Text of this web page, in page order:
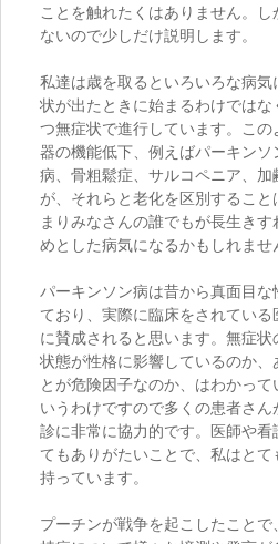
ことを触れたくはありません。し
ないので少しだけ説明します。
私達は歳を取るといろいろな病
状が出たときに始まるわけでは
つ無症状で進行しています。こ
器の機能低下、例えばパーキンソ
病、骨粗鬆症、サルコペニア、加
が、それらと老化を区別するこ
まりみなさんの誰でもが長生き
めとした病気になるかもしれませ
パーキンソン病は昔から真面目
ており、実際に臨床をされてい
に賛成されると思います。無症
状態が性格に影響しているのか、
とが危険因子なのか、はわかって
いうわけですので多くの患者さ
診に非常に協力的です。医師や看
てもありがたいことで、私はと
持っています。
プーチンが戦争を起こしたこと